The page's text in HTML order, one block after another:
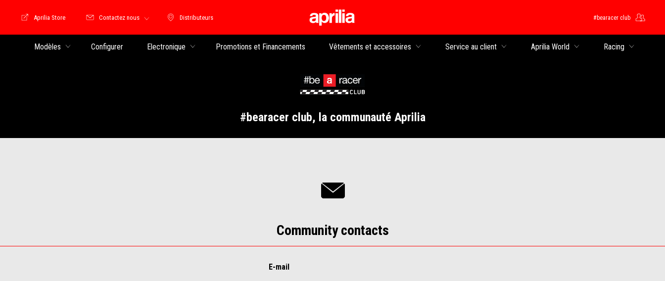
Distributeurs
Distributeurs
Store Motoguzzi
Aprilia Store Contactez nous #bearacer club
Modèles Configurer Electronique Promotions et Financements Vêtements et accessoires Service au client Aprilia World Racing
#bearacer club, la communauté Aprilia
Community contacts
E-mail